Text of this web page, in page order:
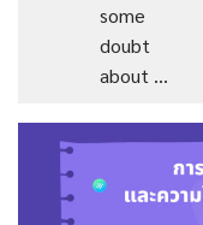
some
doubt
about …